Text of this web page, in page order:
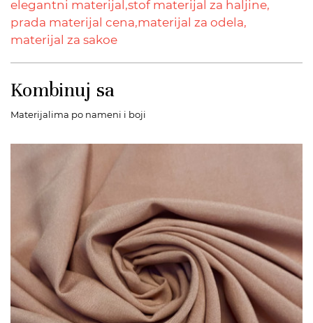
elegantni materijal,stof materijal za haljine,
prada materijal cena,materijal za odela,
materijal za sakoe
Kombinuj sa
Materijalima po nameni i boji